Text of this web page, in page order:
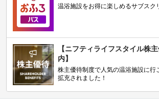
温浴施設をお得に楽しめるサブスク
【ニフティライフスタイル株
内】
株主優待制度で人気の温浴施設に行
拡充されました！